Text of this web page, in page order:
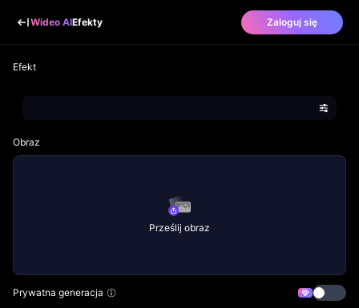
Wideo AIEfekty Zaloguj się
Efekt
Obraz
Prześlij obraz
Prywatna generacja